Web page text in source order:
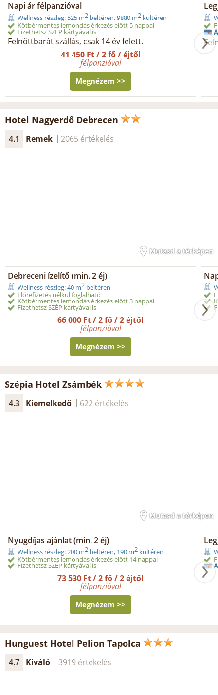
Napi ár félpanzióval
Wellness részleg: 525 m2 beltéren, 9880 m2 kültéren
Kötbérmentes lemondás érkezés előtt 5 nappal
Fizethetsz SZÉP kártyával is
Felnőttbarát szállás, csak 14 év felett.
41 450 Ft / 2 fő / éjtől
félpanzióval
Megnézem >>
Hotel Nagyerdő Debrecen
4.1 Remek 2065 értékelés
Mutasd a térképen
Debreceni ízelítő (min. 2 éj)
Wellness részleg: 40 m2 beltéren
Előrefizetés nélkül foglalható
Kötbérmentes lemondás érkezés előtt 3 nappal
Fizethetsz SZÉP kártyával is
66 000 Ft / 2 fő / 2 éjtől
félpanzióval
Megnézem >>
Szépia Hotel Zsámbék
4.3 Kiemelkedő 622 értékelés
Mutasd a térképen
Nyugdíjas ajánlat (min. 2 éj)
Wellness részleg: 200 m2 beltéren, 190 m2 kültéren
Kötbérmentes lemondás érkezés előtt 14 nappal
Fizethetsz SZÉP kártyával is
73 530 Ft / 2 fő / 2 éjtől
félpanzióval
Megnézem >>
Hunguest Hotel Pelion Tapolca
4.7 Kiváló 3919 értékelés